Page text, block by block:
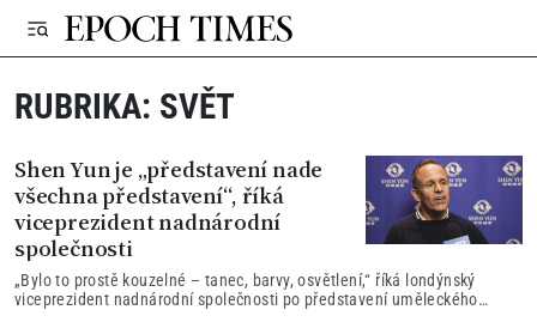
RUBRIKA: SVĚT
Shen Yun je „představení nade
všechna představení“, říká
viceprezident nadnárodní
společnosti
„Bylo to prostě kouzelné – tanec, barvy, osvětlení,“ říká londýnský
viceprezident nadnárodní společnosti po představení uměleckého